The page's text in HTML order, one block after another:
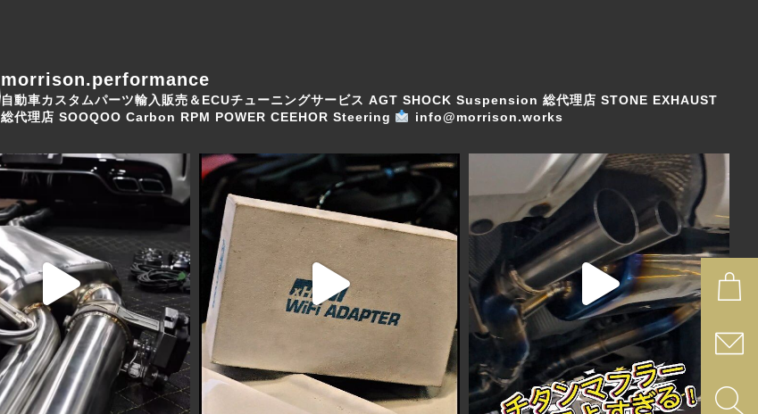
morrison.performance
自動車カスタムパーツ輸入販売＆ECUチューニングサービス AGT SHOCK Suspension 総代理店 STONE EXHAUST
総代理店 SOOQOO Carbon RPM POWER CEEHOR Steering info@morrison.works